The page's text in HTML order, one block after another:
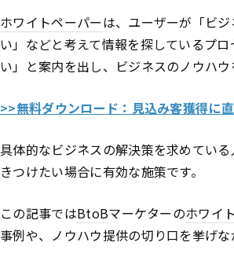
ホワイトペーパーは、ユーザーが「ビ
い」などと考えて情報を探しているプ
い」と案内を出し、ビジネスのノウハウ
>>無料ダウンロード：見込み客獲得に
具体的なビジネスの解決策を求めてい
きつけたい場合に有効な施策です。
この記事ではBtoBマーケターのホワイ
事例や、ノウハウ提供の切り口を挙げな